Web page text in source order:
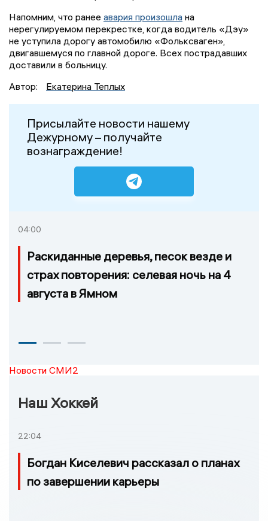
Напомним, что ранее авария произошла на
нерегулируемом перекрестке, когда водитель «Дэу»
не уступила дорогу автомобилю «Фольксваген»,
двигавшемуся по главной дороге. Всех пострадавших
доставили в больницу.
Автор:
Екатерина Теплых
Присылайте новости нашему
Дежурному – получайте
вознаграждение!
04:00
Раскиданные деревья, песок везде и
страх повторения: селевая ночь на 4
августа в Ямном
Новости СМИ2
Наш Хоккей
22:04
Богдан Киселевич рассказал о планах
по завершении карьеры